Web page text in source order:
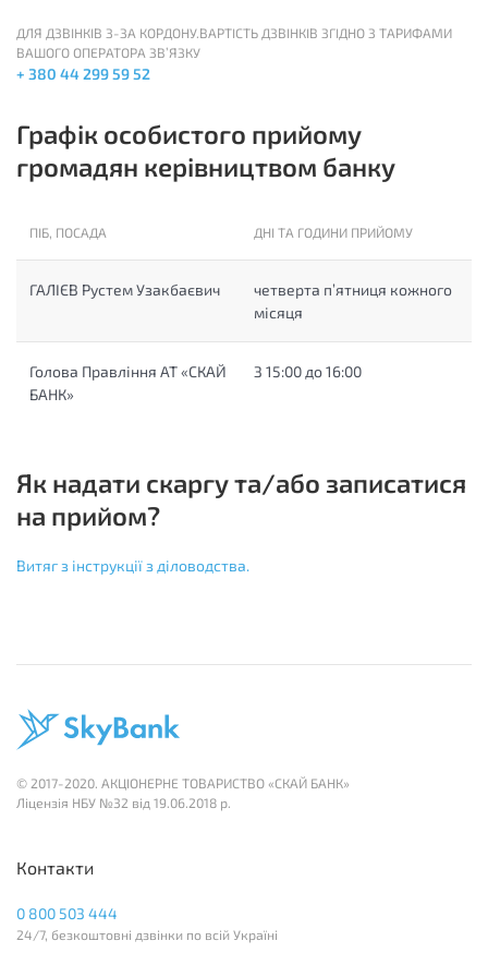
ДЛЯ ДЗВІНКІВ З-ЗА КОРДОНУ.ВАРТІСТЬ ДЗВІНКІВ ЗГІДНО З ТАРИФАМИ
ВАШОГО ОПЕРАТОРА ЗВ’ЯЗКУ
+ 380 44 299 59 52
Графік особистого прийому
громадян керівництвом банку
ПІБ, ПОСАДА ДНІ ТА ГОДИНИ ПРИЙОМУ
ГАЛІЄВ Рустем Узакбаєвич
четверта п’ятниця кожного
місяця
Голова Правління АТ «СКАЙ
БАНК»
З 15:00 до 16:00
Як надати скаргу та/або записатися
на прийом?
Витяг з інструкції з діловодства.
© 2017-2020. АКЦІОНЕРНЕ ТОВАРИСТВО «СКАЙ БАНК»
Лiцензія НБУ №32 вiд 19.06.2018 р.
Контакти
0 800 503 444
24/7, безкоштовні дзвінки по всій Україні